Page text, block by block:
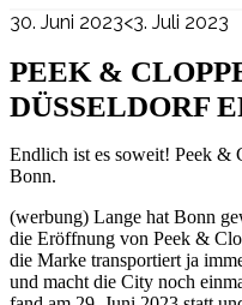
30. Juni 2023<3. Juli 2023
PEEK &
DÜSSELDORF
Endlich ist es soweit! Peek &
Bonn.
(werbung) Lange hat Bonn
die Eröffnung von Peek &
die Marke transportiert ja
und macht die City noch